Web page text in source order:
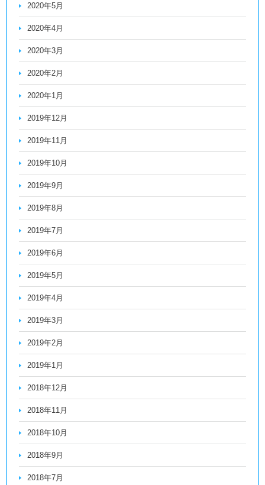
2020年5月
2020年4月
2020年3月
2020年2月
2020年1月
2019年12月
2019年11月
2019年10月
2019年9月
2019年8月
2019年7月
2019年6月
2019年5月
2019年4月
2019年3月
2019年2月
2019年1月
2018年12月
2018年11月
2018年10月
2018年9月
2018年7月